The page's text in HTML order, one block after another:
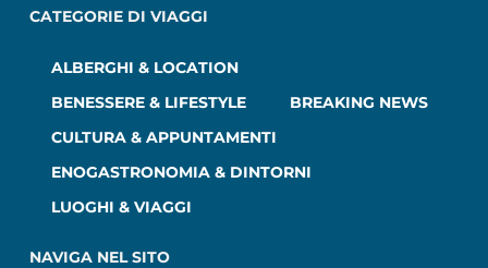
CATEGORIE DI VIAGGI
ALBERGHI & LOCATION
BENESSERE & LIFESTYLE
BREAKING NEWS
CULTURA & APPUNTAMENTI
ENOGASTRONOMIA & DINTORNI
LUOGHI & VIAGGI
NAVIGA NEL SITO